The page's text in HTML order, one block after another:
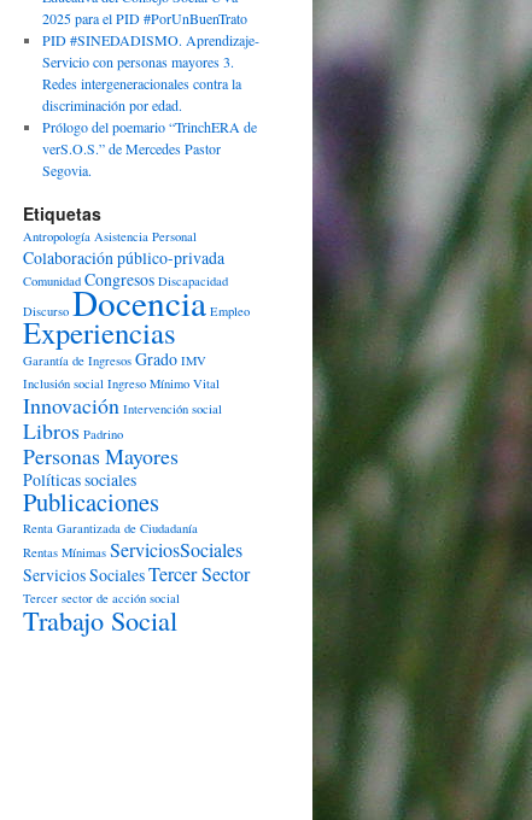
2025 para el PID #PorUnBuenTrato
PID #SINEDADISMO. Aprendizaje-
Servicio con personas mayores 3.
Redes intergeneracionales contra la
discriminación por edad.
Prólogo del poemario “TrinchERA de
verS.O.S.” de Mercedes Pastor
Segovia.
Etiquetas
Antropología Asistencia Personal
Colaboración público-privada
Comunidad Congresos Discapacidad
Discurso Docencia Empleo
Experiencias
Garantía de Ingresos Grado IMV
Inclusión social Ingreso Mínimo Vital
Innovación Intervención social
Libros Padrino
Personas Mayores
Políticas sociales
Publicaciones
Renta Garantizada de Ciudadanía
Rentas Mínimas ServiciosSociales
Servicios SocialesTercer Sector
Tercer sector de acción social
Trabajo Social